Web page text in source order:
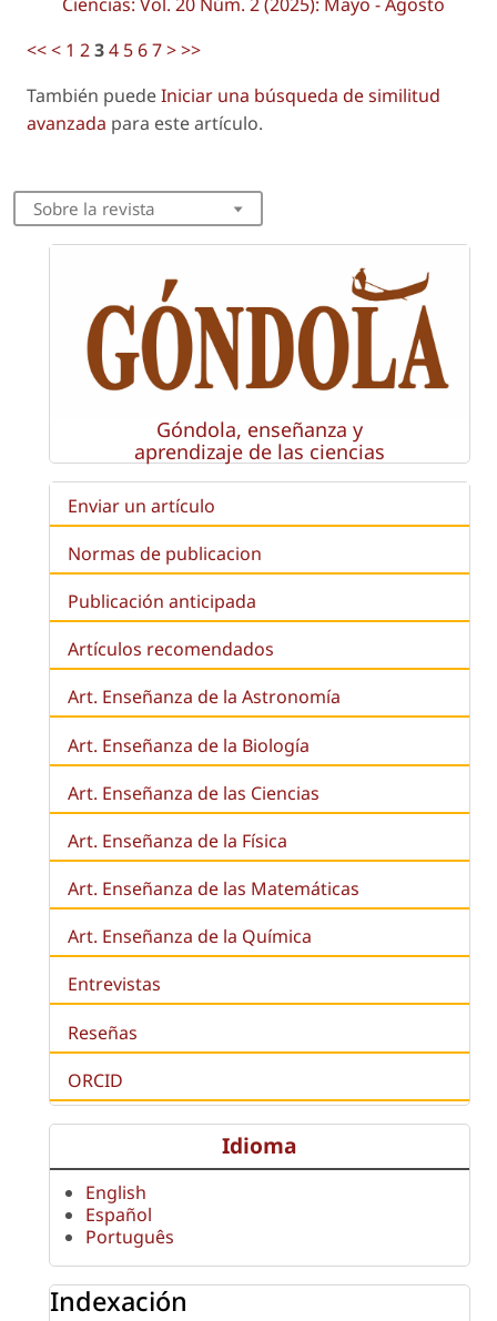
<<< 1 234 567>>>
También puedeIniciar una búsqueda de similitud
avanzada para este artículo.
Sobre la revista
Góndola, enseñanza y
aprendizaje de las ciencias
Enviar un artículo
Normas de publicacion
Publicación anticipada
Artículos recomendados
Art. Enseñanza de la Astronomía
Art. Enseñanza de la Biología
Art. Enseñanza de las Ciencias
Art. Enseñanza de la Física
Art. Enseñanza de las Matemáticas
Art. Enseñanza de la Química
Entrevistas
Reseñas
ORCID
Idioma
English
Español
Português
Indexación